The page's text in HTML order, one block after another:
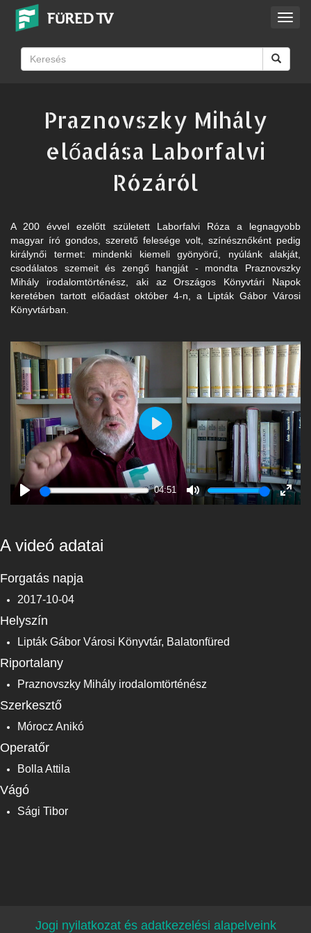
Praznovszky Mihály
előadása Laborfalvi
Rózáról
A 200 évvel ezelőtt született Laborfalvi Róza a legnagyobb
magyar író gondos, szerető felesége volt, színésznőként pedig
királynői termet: mindenki kiemeli gyönyörű, nyúlánk alakját,
csodálatos szemeit és zengő hangját - mondta Praznovszky
Mihály irodalomtörténész, aki az Országos Könyvtári Napok
keretében tartott előadást október 4-n, a Lipták Gábor Városi
Könyvtárban.
Play
04:51
Mute
Enter
Play
A videó adatai
Forgatás napja
2017-10-04
Helyszín
Lipták Gábor Városi Könyvtár, Balatonfüred
Riportalany
Praznovszky Mihály irodalomtörténész
Szerkesztő
Mórocz Anikó
Operatőr
Bolla Attila
Vágó
Sági Tibor
Jogi nyilatkozat és adatkezelési alapelveink